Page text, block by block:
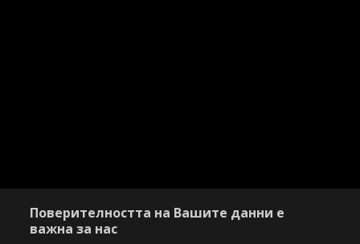
Поверителността на Вашите данни е
важна за нас